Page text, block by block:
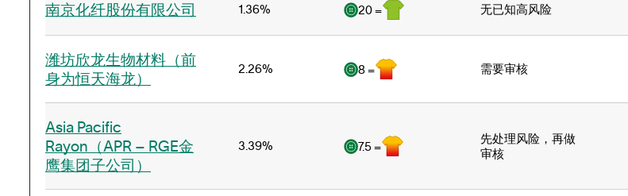
南京化纤股份有限公司 1.36% 20 = 无已知高风险
潍坊欣龙生物材料（前
身为恒天海龙）
2.26% 8 = 需要审核
Asia Pacific
Rayon（APR – RGE金
鹰集团子公司）
3.39% 7.5 =
先处理风险，再做
审核